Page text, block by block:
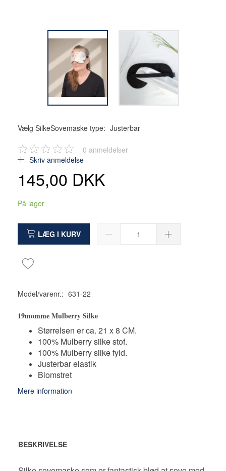
Vælg SilkeSovemaske type: Justerbar
0 anmeldelser
Skriv anmeldelse
145,00 DKK
På lager
LÆG I KURV
Model/varenr.: 631-22
19momme Mulberry Silke
Størrelsen er ca. 21 x 8 CM.
100% Mulberry silke stof.
100% Mulberry silke fyld.
Justerbar elastik
Blomstret
Mere information
BESKRIVELSE